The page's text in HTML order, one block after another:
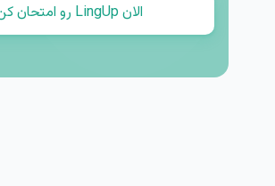
الان LingUp رو امتحان کن!